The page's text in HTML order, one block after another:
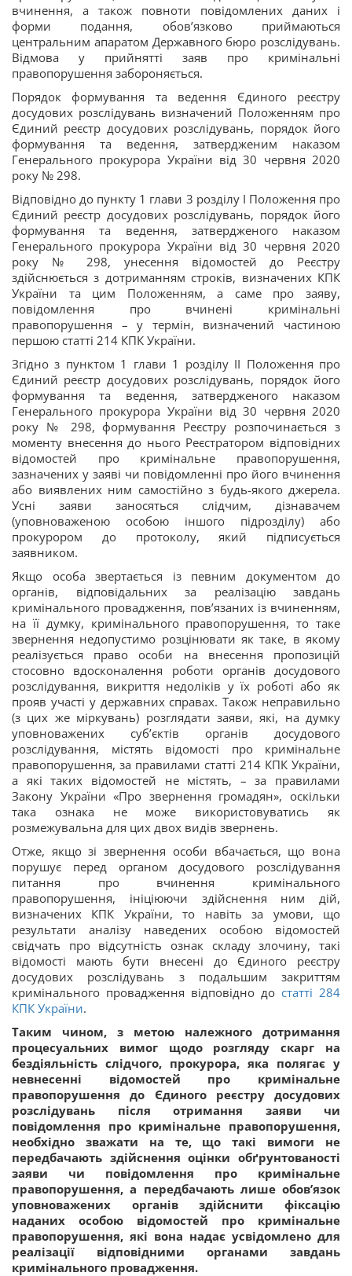
вчинення, а також повноти повідомлених даних і
форми подання, обов’язково приймаються
центральним апаратом Державного бюро розслідувань.
Відмова у прийнятті заяв про кримінальні
правопорушення забороняється.
Порядок формування та ведення Єдиного реєстру
досудових розслідувань визначений Положенням про
Єдиний реєстр досудових розслідувань, порядок його
формування та ведення, затвердженим наказом
Генерального прокурора України від 30 червня 2020
року № 298.
Відповідно до пункту 1 глави 3 розділу І Положення про
Єдиний реєстр досудових розслідувань, порядок його
формування та ведення, затвердженого наказом
Генерального прокурора України від 30 червня 2020
року № 298, унесення відомостей до Реєстру
здійснюється з дотриманням строків, визначених КПК
України та цим Положенням, а саме про заяву,
повідомлення про вчинені кримінальні
правопорушення – у термін, визначений частиною
першою статті 214 КПК України.
Згідно з пунктом 1 глави 1 розділу ІІ Положення про
Єдиний реєстр досудових розслідувань, порядок його
формування та ведення, затвердженого наказом
Генерального прокурора України від 30 червня 2020
року № 298, формування Реєстру розпочинається з
моменту внесення до нього Реєстратором відповідних
відомостей про кримінальне правопорушення,
зазначених у заяві чи повідомленні про його вчинення
або виявлених ним самостійно з будь-якого джерела.
Усні заяви заносяться слідчим, дізнавачем
(уповноваженою особою іншого підрозділу) або
прокурором до протоколу, який підписується
заявником.
Якщо особа звертається із певним документом до
органів, відповідальних за реалізацію завдань
кримінального провадження, пов’язаних із вчиненням,
на її думку, кримінального правопорушення, то таке
звернення недопустимо розцінювати як таке, в якому
реалізується право особи на внесення пропозицій
стосовно вдосконалення роботи органів досудового
розслідування, викриття недоліків у їх роботі або як
прояв участі у державних справах. Також неправильно
(з цих же міркувань) розглядати заяви, які, на думку
уповноважених суб’єктів органів досудового
розслідування, містять відомості про кримінальне
правопорушення, за правилами статті 214 КПК України,
а які таких відомостей не містять, – за правилами
Закону України «Про звернення громадян», оскільки
така ознака не може використовуватись як
розмежувальна для цих двох видів звернень.
Отже, якщо зі звернення особи вбачається, що вона
порушує перед органом досудового розслідування
питання про вчинення кримінального
правопорушення, ініціюючи здійснення ним дій,
визначених КПК України, то навіть за умови, що
результати аналізу наведених особою відомостей
свідчать про відсутність ознак складу злочину, такі
відомості мають бути внесені до Єдиного реєстру
досудових розслідувань з подальшим закриттям
кримінального провадження відповідно до статті 284
КПК України.
Таким чином, з метою належного дотримання
процесуальних вимог щодо розгляду скарг на
бездіяльність слідчого, прокурора, яка полягає у
невнесенні відомостей про кримінальне
правопорушення до Єдиного реєстру досудових
розслідувань після отримання заяви чи
повідомлення про кримінальне правопорушення,
необхідно зважати на те, що такі вимоги не
передбачають здійснення оцінки обґрунтованості
заяви чи повідомлення про кримінальне
правопорушення, а передбачають лише обов’язок
уповноважених органів здійснити фіксацію
наданих особою відомостей про кримінальне
правопорушення, які вона надає усвідомлено для
реалізації відповідними органами завдань
кримінального провадження.